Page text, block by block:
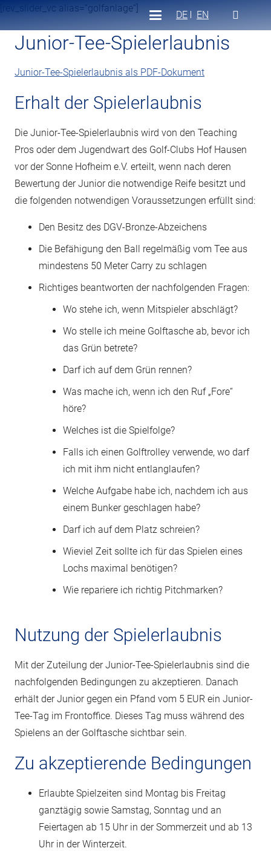
DE EN
[rev_slider_vc alias=“golfanlage“]
Junior-Tee-Spielerlaubnis
Junior-Tee-Spielerlaubnis als PDF-Dokument
Erhalt der Spielerlaubnis
Die Junior-Tee-Spielerlaubnis wird von den Teaching
Pros oder dem Jugendwart des Golf-Clubs Hof Hausen
vor der Sonne Hofheim e.V. erteilt, wenn nach deren
Bewertung der Junior die notwendige Reife besitzt und
die folgenden notwendigen Voraussetzungen erfüllt sind:
Den Besitz des DGV-Bronze-Abzeichens
Die Befähigung den Ball regelmäßig vom Tee aus
mindestens 50 Meter Carry zu schlagen
Richtiges beantworten der nachfolgenden Fragen:
Wo stehe ich, wenn Mitspieler abschlägt?
Wo stelle ich meine Golftasche ab, bevor ich
das Grün betrete?
Darf ich auf dem Grün rennen?
Was mache ich, wenn ich den Ruf „Fore“
höre?
Welches ist die Spielfolge?
Falls ich einen Golftrolley verwende, wo darf
ich mit ihm nicht entlanglaufen?
Welche Aufgabe habe ich, nachdem ich aus
einem Bunker geschlagen habe?
Darf ich auf dem Platz schreien?
Wieviel Zeit sollte ich für das Spielen eines
Lochs maximal benötigen?
Wie repariere ich richtig Pitchmarken?
Nutzung der Spielerlaubnis
Mit der Zuteilung der Junior-Tee-Spielerlaubnis sind die
nachfolgenden Bedingungen zu akzeptieren. Danach
erhält der Junior gegen ein Pfand vom 5 EUR ein Junior-
Tee-Tag im Frontoffice. Dieses Tag muss während des
Spielens an der Golftasche sichtbar sein.
Zu akzeptierende Bedingungen
Erlaubte Spielzeiten sind Montag bis Freitag
ganztägig sowie Samstag, Sonntag und an
Feiertagen ab 15 Uhr in der Sommerzeit und ab 13
Uhr in der Winterzeit.